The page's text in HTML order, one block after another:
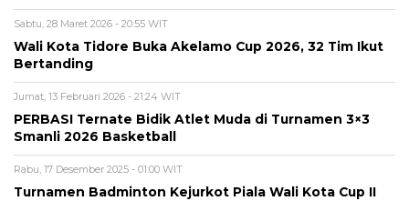
Sabtu, 28 Maret 2026 - 20:55 WIT
Wali Kota Tidore Buka Akelamo Cup 2026, 32 Tim Ikut
Bertanding
Jumat, 13 Februari 2026 - 21:24 WIT
PERBASI Ternate Bidik Atlet Muda di Turnamen 3×3
Smanli 2026 Basketball
Rabu, 17 Desember 2025 - 01:00 WIT
Turnamen Badminton Kejurkot Piala Wali Kota Cup II